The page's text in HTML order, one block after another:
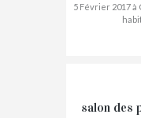
5 Février 2017 à
salon des